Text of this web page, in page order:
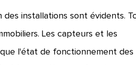
des installations sont évidents.
Les capteurs et les
l'état de fonctionnement des